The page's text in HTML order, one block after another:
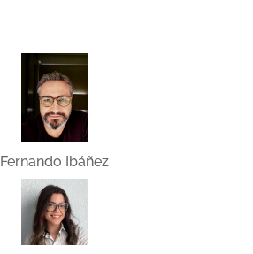
Fernando Ibáñez